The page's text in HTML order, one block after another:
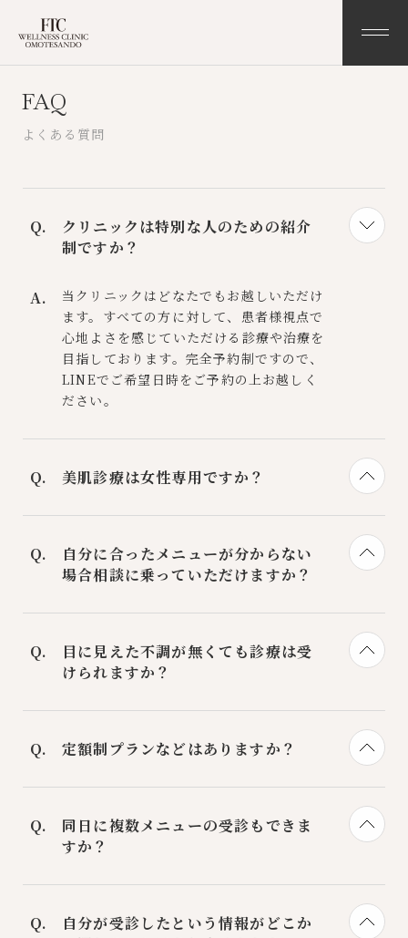
TOP
STAFF
COLUMN PRIVACY POLICY
FAQ
よくある質問
クリニックは特別な人のための紹介
制ですか？
当クリニックはどなたでもお越しいただけ
ます。すべての方に対して、患者様視点で
心地よさを感じていただける診療や治療を
目指しております。完全予約制ですので、
LINEでご希望日時をご予約の上お越しく
ださい。
美肌診療は女性専用ですか？
の性別の方に受診いただけます。
自分に合ったメニューが分からない
場合相談に乗っていただけますか？
ニューをご提案することが可能となってお
ります。一人一人に合わせた内容と共にオ
ーダーメイドの美容や健康を提供いたしま
す。
目に見えた不調が無くても診療は受
けられますか？
無くとも「なんとなく疲れやすい」「加齢
や環境の変化による不調が気になる」とい
った未病の状態の患者様にもお越しいただ
とで、どなたにでも起こりうる不調を予防
しながら、健やかな日々をお送りいただけ
定額制プランなどはありますか？
ィションを整えることを重視しています。
したがって定額制プランではなく、血液ク
レンジングや栄養指導、美肌治療などをオ
ーダーメイドのようにその時々でコンディ
度アレンジ・ご提案させていただきます。
同日に複数メニューの受診もできま
すか？
化のスターフォーマーを同時にお受けにな
自分が受診したという情報がどこか